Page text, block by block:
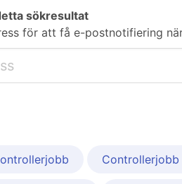
sökresultat
för att få e-postnotifiering